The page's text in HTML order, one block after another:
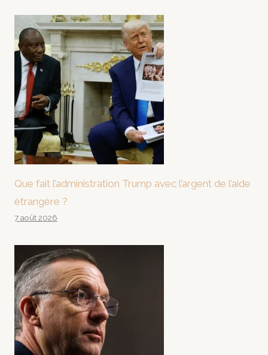
Que fait l’administration Trump avec l’argent de l’aide
étrangère ?
7 août 2026